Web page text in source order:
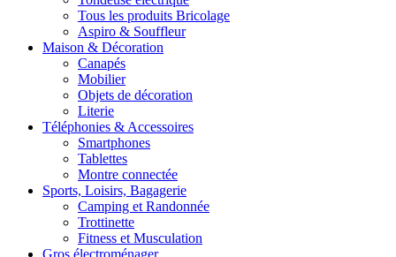
Tous les produits Bricolage
Aspiro & Souffleur
Maison & Décoration
Canapés
Mobilier
Objets de décoration
Literie
Téléphonies & Accessoires
Smartphones
Tablettes
Montre connectée
Sports, Loisirs, Bagagerie
Camping et Randonnée
Trottinette
Fitness et Musculation